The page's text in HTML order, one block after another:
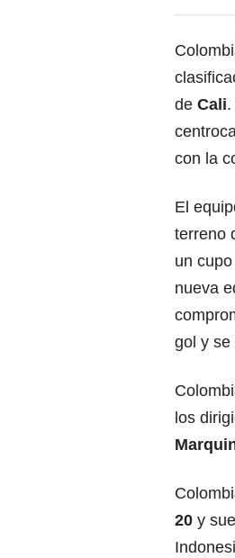
de Cali
con la
El
terreno
un
nueva
gol y se
los
20 y